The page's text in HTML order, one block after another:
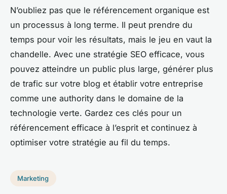
N’oubliez pas que le référencement organique est
un processus à long terme. Il peut prendre du
temps pour voir les résultats, mais le jeu en vaut la
chandelle. Avec une stratégie SEO efficace, vous
pouvez atteindre un public plus large, générer plus
de trafic sur votre blog et établir votre entreprise
comme une authority dans le domaine de la
technologie verte. Gardez ces clés pour un
référencement efficace à l’esprit et continuez à
optimiser votre stratégie au fil du temps.
Marketing